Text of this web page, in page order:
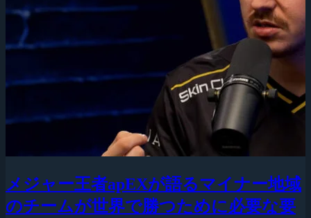
メジャー王者apEXが語るマイナー地域
のチームが世界で勝つために必要な要